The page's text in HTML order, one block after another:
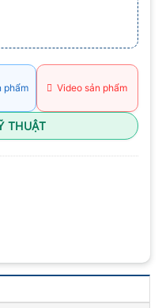
phẩm Video sản phẩm
THUẬT